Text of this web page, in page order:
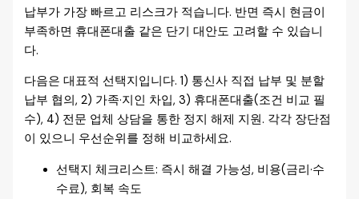
납부가 가장 빠르고 리스크가 적습니다. 반면 즉시 현금이
부족하면 휴대폰대출 같은 단기 대안도 고려할 수 있습니
다.
다음은 대표적 선택지입니다. 1) 통신사 직접 납부 및 분할
납부 협의, 2) 가족·지인 차입, 3) 휴대폰대출(조건 비교 필
수), 4) 전문 업체 상담을 통한 정지 해제 지원. 각각 장단점
이 있으니 우선순위를 정해 비교하세요.
선택지 체크리스트: 즉시 해결 가능성, 비용(금리·수
수료), 회복 속도